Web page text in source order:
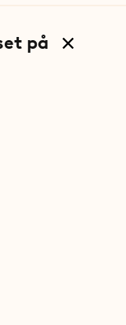
på